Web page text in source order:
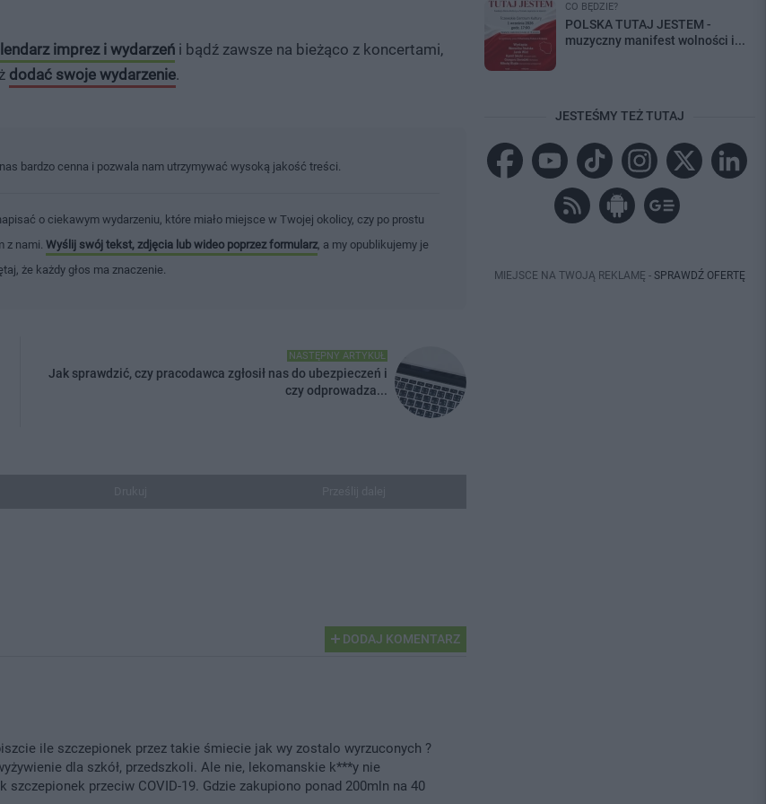
imprez i wydarzeń i bądź zawsze na bieżąco z koncertami,
dodać swoje wydarzenie.
bardzo cenna i pozwala nam utrzymywać wysoką jakość treści.
o ciekawym wydarzeniu, które miało miejsce w Twojej okolicy, czy po prostu
z nami. Wyślij swój tekst, zdjęcia lub wideo poprzez formularz , a my opublikujemy je
że każdy głos ma znaczenie.
NASTĘPNY ARTYKUŁ
Jak sprawdzić, czy pracodawca zgłosił nas do ubezpieczeń i
czy odprowadza...
DODAJ KOMENTARZ
ile szczepionek przez takie śmiecie jak wy zostalo wyrzuconych ?
dla szkół, przedszkoli. Ale nie, lekomanskie k***y nie
przeciw COVID-19. Gdzie zakupiono ponad 200mln na 40
CO BĘDZIE?
POLSKA TUTAJ JESTEM -
muzyczny manifest wolności i...
JESTEŚMY TEŻ TUTAJ
MIEJSCE NA TWOJĄ REKLAMĘ - SPRAWDŹ OFERTĘ